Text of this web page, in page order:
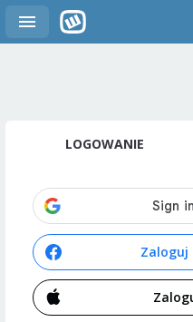
LOGOWANIE
Zaloguj